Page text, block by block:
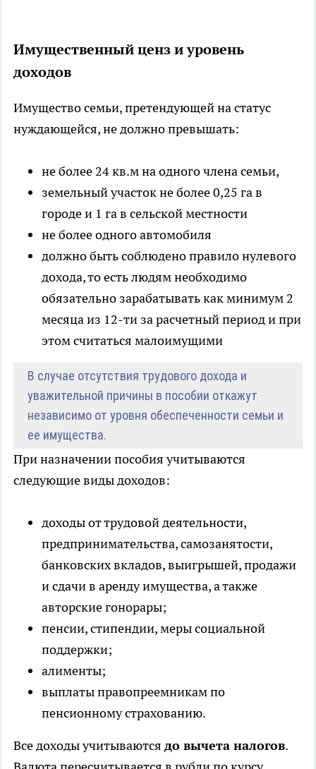
Имущественный ценз и уровень
доходов
Имущество семьи, претендующей на статус
нуждающейся, не должно превышать:
не более 24 кв.м на одного члена семьи,
земельный участок не более 0,25 га в
городе и 1 га в сельской местности
не более одного автомобиля
должно быть соблюдено правило нулевого
дохода, то есть людям необходимо
обязательно зарабатывать как минимум 2
месяца из 12-ти за расчетный период и при
этом считаться малоимущими
В случае отсутствия трудового дохода и
уважительной причины в пособии откажут
независимо от уровня обеспеченности семьи и
ее имущества.
При назначении пособия учитываются
следующие виды доходов:
доходы от трудовой деятельности,
предпринимательства, самозанятости,
банковских вкладов, выигрышей, продажи
и сдачи в аренду имущества, а также
авторские гонорары;
пенсии, стипендии, меры социальной
поддержки;
алименты;
выплаты правопреемникам по
пенсионному страхованию.
Все доходы учитываются до вычета налогов.